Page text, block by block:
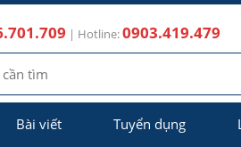
| Hotline:0903.419.479
Bài viết Tuyển dụng